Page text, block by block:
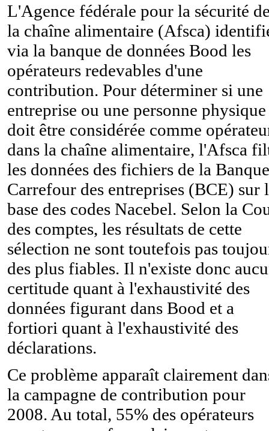
L'Agence fédérale pour la sécurité
la chaîne alimentaire (Afsca)
via la banque de données Bood les
opérateurs redevables d'une
contribution. Pour déterminer si une
entreprise ou une personne physique
doit être considérée comme
dans la chaîne alimentaire, l'Afsca
les données des fichiers de la
Carrefour des entreprises (BCE) sur
base des codes Nacebel. Selon la
des comptes, les résultats de cette
sélection ne sont toutefois pas
des plus fiables. Il n'existe donc
certitude quant à l'exhaustivité des
données figurant dans Bood et a
fortiori quant à l'exhaustivité des
déclarations.
Ce problème apparaît clairement
la campagne de contribution pour
2008. Au total, 55% des opérateurs